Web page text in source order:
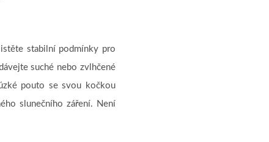
stabilní podmínky pro
suché nebo zvlhčené
pouto se svou kočkou
slunečního záření. Není